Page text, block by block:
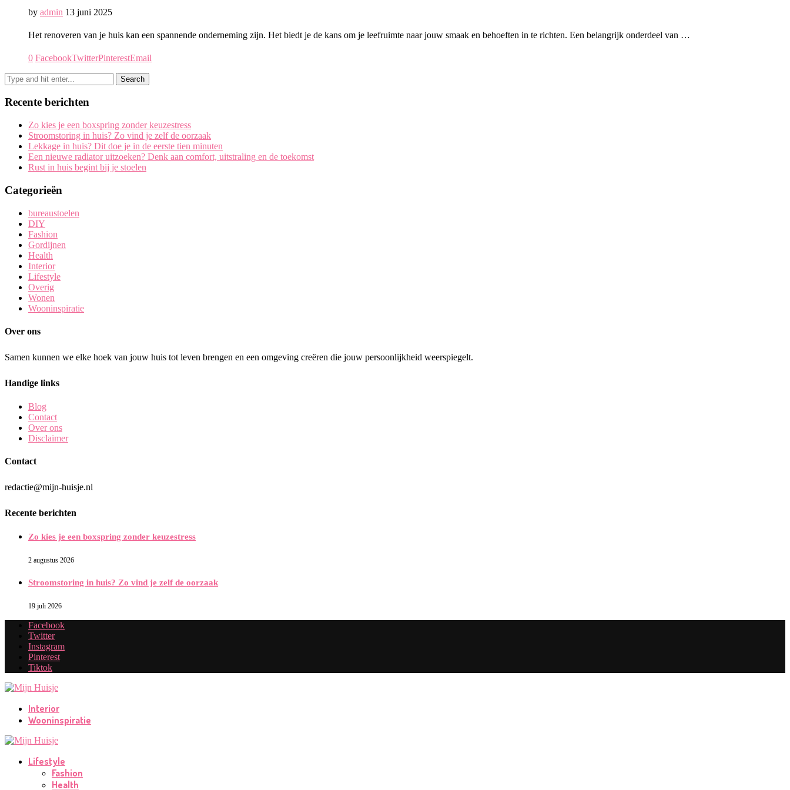
by admin 13 juni 2025
Het renoveren van je huis kan een spannende onderneming zijn. Het biedt je de kans om je leefruimte naar jouw smaak en behoeften in te richten. Een belangrijk onderdeel van …
0 FacebookTwitterPinterestEmail
Recente berichten
Zo kies je een boxspring zonder keuzestress
Stroomstoring in huis? Zo vind je zelf de oorzaak
Lekkage in huis? Dit doe je in de eerste tien minuten
Een nieuwe radiator uitzoeken? Denk aan comfort, uitstraling en de toekomst
Rust in huis begint bij je stoelen
Categorieën
bureaustoelen
DIY
Fashion
Gordijnen
Health
Interior
Lifestyle
Overig
Wonen
Wooninspiratie
Over ons
Samen kunnen we elke hoek van jouw huis tot leven brengen en een omgeving creëren die jouw persoonlijkheid weerspiegelt.
Handige links
Blog
Contact
Over ons
Disclaimer
Contact
redactie@mijn-huisje.nl
Recente berichten
Zo kies je een boxspring zonder keuzestress
2 augustus 2026
Stroomstoring in huis? Zo vind je zelf de oorzaak
19 juli 2026
Facebook
Twitter
Instagram
Pinterest
Tiktok
Interior
Wooninspiratie
Lifestyle
Fashion
Health